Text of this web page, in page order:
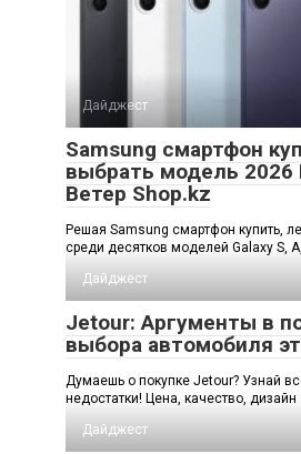
Дайджест
Samsung смартфон
выбрать модель
Ветер Shop.kz
Решая Samsung смартфон купить,
среди десятков моделей Galaxy S,
Дайджест
Jetour: Аргументы в
выбора автомобиля
Думаешь о покупке Jetour? Узнай
недостатки! Цена, качество, дизайн
Дайджест